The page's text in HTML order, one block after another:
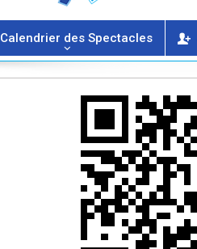
Calendrier des Spectacles